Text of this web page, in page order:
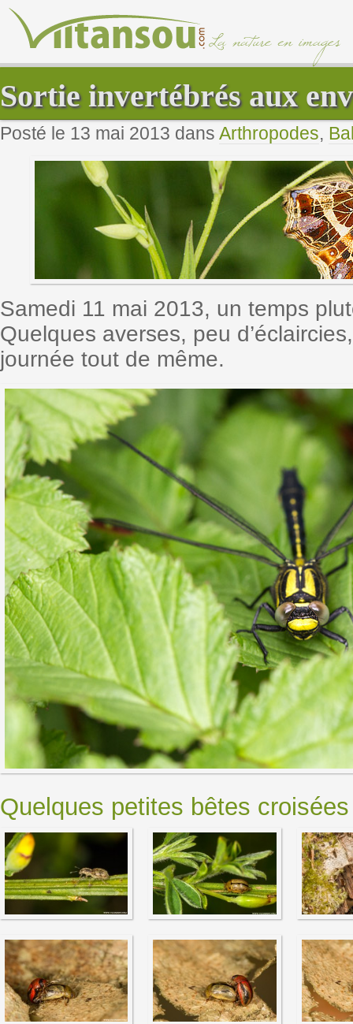
Sortie invertébrés aux
Posté le 13 mai 2013 dans Arthropodes,
Samedi 11 mai 2013, un temps
Quelques averses, peu
journée tout de même.
Quelques petites bêtes